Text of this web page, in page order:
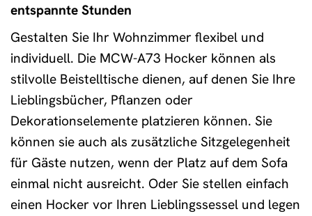
entspannte Stunden
Gestalten Sie Ihr Wohnzimmer flexibel und
individuell. Die MCW-A73 Hocker können als
stilvolle Beistelltische dienen, auf denen Sie Ihre
Lieblingsbücher, Pflanzen oder
Dekorationselemente platzieren können. Sie
können sie auch als zusätzliche Sitzgelegenheit
für Gäste nutzen, wenn der Platz auf dem Sofa
einmal nicht ausreicht. Oder Sie stellen einfach
einen Hocker vor Ihren Lieblingssessel und legen